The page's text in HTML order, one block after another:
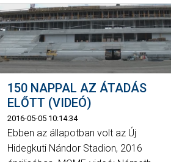
150 NAPPAL AZ ÁTADÁS
ELŐTT (VIDEÓ)
2016-05-05 10:14:34
Ebben az állapotban volt az Új
Hidegkuti Nándor Stadion, 2016